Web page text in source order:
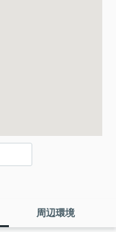
周辺環境